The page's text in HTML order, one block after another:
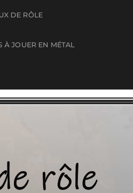
DE RÔLE
À JOUER EN MÉTAL